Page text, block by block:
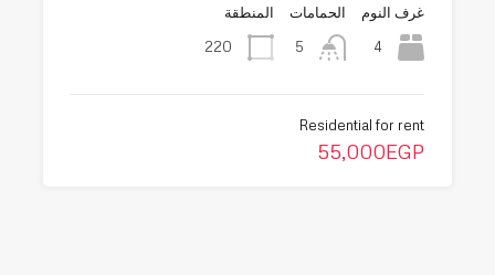
غرف النوم
4
الحمامات
5
المنطقة
220
Residential for rent
55,000EGP